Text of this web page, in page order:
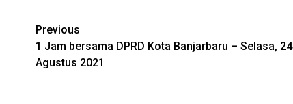
Continue
Reading
Previous
1 Jam bersama DPRD Kota Banjarbaru – Selasa, 24
Agustus 2021